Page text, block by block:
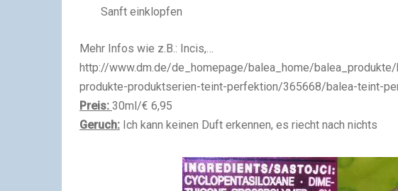
Sanft einklopfen
Mehr Infos wie z.B.: Incis,…
http://www.dm.de/de_homepage/balea_home/
produkte-produktserien-teint-perfektion/365668/balea-teint-
Preis: 30ml/€ 6,95
Geruch: Ich kann keinen Duft erkennen, es riecht nach nichts